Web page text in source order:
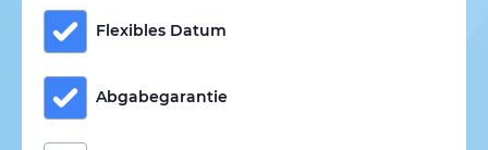
Flexibles Datum
Abgabegarantie